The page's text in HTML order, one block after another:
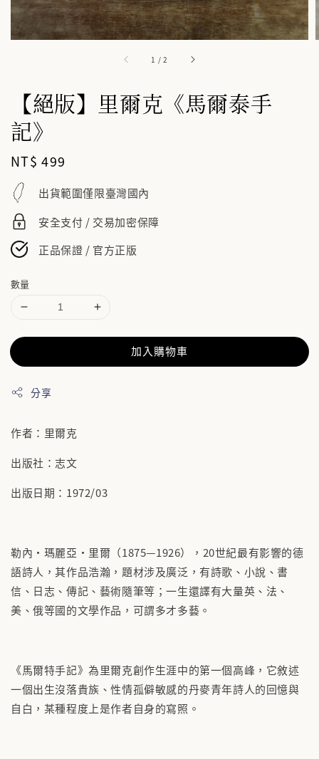
1 /2
【絕版】里爾克《馬爾泰手
記》
Regular
price
NT$ 499
出貨範圍僅限臺灣國內
安全支付 / 交易加密保障
正品保證 / 官方正版
數量
加入購物車
分享
作者：里爾克
出版社：志文
出版日期：1972/03
勒內‧瑪麗亞‧里爾（1875—1926），20世紀最有影響的德
語詩人，其作品浩瀚，題材涉及廣泛，有詩歌、小說、書
信、日志、傳記、藝術隨筆等；一生還譯有大量英、法、
美、俄等國的文學作品，可謂多才多藝。
《馬爾特手記》為里爾克創作生涯中的第一個高峰，它敘述
一個出生沒落貴族、性情孤僻敏感的丹麥青年詩人的回憶與
自白，某種程度上是作者自身的寫照。